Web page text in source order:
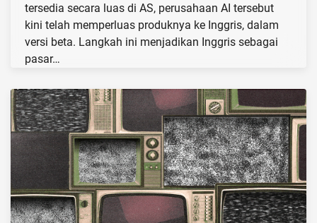
tersedia secara luas di AS, perusahaan AI tersebut
kini telah memperluas produknya ke Inggris, dalam
versi beta. Langkah ini menjadikan Inggris sebagai
pasar…